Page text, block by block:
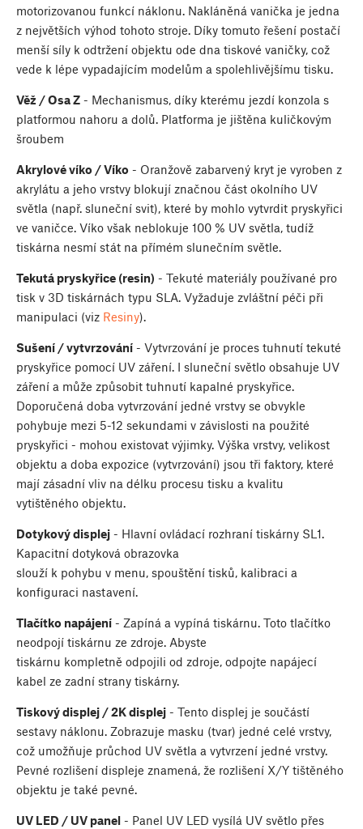
motorizovanou funkcí náklonu. Nakláněná vanička je jedna
z největších výhod tohoto stroje. Díky tomuto řešení postačí
menší síly k odtržení objektu ode dna tiskové vaničky, což
vede k lépe vypadajícím modelům a spolehlivějšímu tisku.
Věž / Osa Z - Mechanismus, díky kterému jezdí konzola s
platformou nahoru a dolů. Platforma je jištěna kuličkovým
šroubem
Akrylové víko / Víko - Oranžově zabarvený kryt je vyroben z
akrylátu a jeho vrstvy blokují značnou část okolního UV
světla (např. sluneční svit), které by mohlo vytvrdit pryskyřici
ve vaničce. Víko však neblokuje 100 % UV světla, tudíž
tiskárna nesmí stát na přímém slunečním světle.
Tekutá pryskyřice (resin) - Tekuté materiály používané pro
tisk v 3D tiskárnách typu SLA. Vyžaduje zvláštní péči při
manipulaci (viz Resiny).
Sušení / vytvrzování - Vytvrzování je proces tuhnutí tekuté
pryskyřice pomocí UV záření. I sluneční světlo obsahuje UV
záření a může způsobit tuhnutí kapalné pryskyřice.
Doporučená doba vytvrzování jedné vrstvy se obvykle
pohybuje mezi 5-12 sekundami v závislosti na použité
pryskyřici - mohou existovat výjimky. Výška vrstvy, velikost
objektu a doba expozice (vytvrzování) jsou tři faktory, které
mají zásadní vliv na délku procesu tisku a kvalitu
vytištěného objektu.
Dotykový displej - Hlavní ovládací rozhraní tiskárny SL1.
Kapacitní dotyková obrazovka
slouží k pohybu v menu, spouštění tisků, kalibraci a
konfiguraci nastavení.
Tlačítko napájení - Zapíná a vypíná tiskárnu. Toto tlačítko
neodpojí tiskárnu ze zdroje. Abyste
tiskárnu kompletně odpojili od zdroje, odpojte napájecí
kabel ze zadní strany tiskárny.
Tiskový displej / 2K displej - Tento displej je součástí
sestavy náklonu. Zobrazuje masku (tvar) jedné celé vrstvy,
což umožňuje průchod UV světla a vytvrzení jedné vrstvy.
Pevné rozlišení displeje znamená, že rozlišení X/Y tištěného
objektu je také pevné.
UV LED / UV panel - Panel UV LED vysílá UV světlo přes